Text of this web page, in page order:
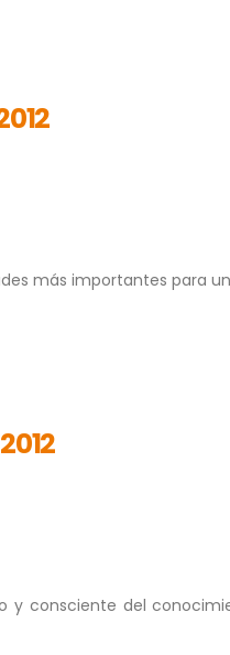
más importantes para
y consciente del